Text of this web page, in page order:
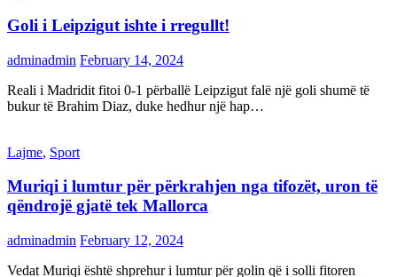
Goli i Leipzigut ishte i rregullt!
adminadmin February 14, 2024
Reali i Madridit fitoi 0-1 përballë Leipzigut falë një goli shumë të
bukur të Brahim Diaz, duke hedhur një hap…
Lajme, Sport
Muriqi i lumtur për përkrahjen nga tifozët, uron të
qëndrojë gjatë tek Mallorca
adminadmin February 12, 2024
Vedat Muriqi është shprehur i lumtur për golin që i solli fitoren